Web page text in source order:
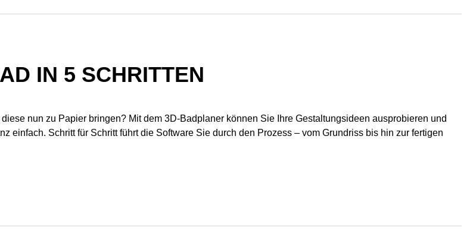
IN 5 SCHRITTEN
nun zu Papier bringen? Mit dem 3D-Badplaner können Sie Ihre Gestaltungsideen ausprobieren und
einfach. Schritt für Schritt führt die Software Sie durch den Prozess – vom Grundriss bis hin zur fertigen